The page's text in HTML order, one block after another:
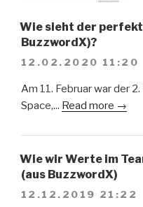
Wie sieht der
BuzzwordX)?
12.02.2020 11:20
Am 11. Februar war der
Space,... Read more →
Wie wir Werte im
(aus BuzzwordX)
12.12.2019 21:22